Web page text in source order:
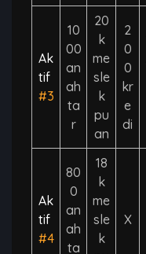
Ak
tif
#3
10
00
an
ah
ta
r
20
k
me
sle
k
pu
an
2
0
0
kr
e
di
Ak
tif
#4
80
0
an
ah
ta
18
k
me
sle
k
X